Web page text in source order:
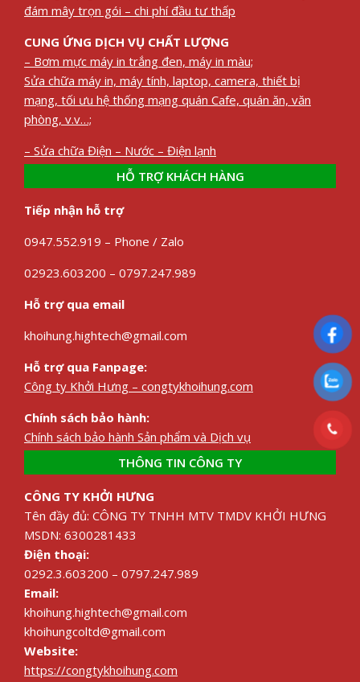
đám mây trọn gói – chi phí đầu tư thấp
CUNG ỨNG DỊCH VỤ CHẤT LƯỢNG
– Bơm mực máy in trắng đen, máy in màu;
Sửa chữa máy in, máy tính, laptop, camera, thiết bị
mạng, tối ưu hệ thống mạng quán Cafe, quán ăn, văn
phòng, v.v…;
– Sửa chữa Điện – Nước – Điện lạnh
HỖ TRỢ KHÁCH HÀNG
Tiếp nhận hỗ trợ
0947.552.919 – Phone / Zalo
02923.603200 – 0797.247.989
Hỗ trợ qua email
khoihung.hightech@gmail.com
Hỗ trợ qua Fanpage:
Công ty Khởi Hưng – congtykhoihung.com
Chính sách bảo hành:
Chính sách bảo hành Sản phẩm và Dịch vụ
THÔNG TIN CÔNG TY
CÔNG TY KHỞI HƯNG
Tên đầy đủ: CÔNG TY TNHH MTV TMDV KHỞI HƯNG
MSDN: 6300281433
Điện thoại:
0292.3.603200 – 0797.247.989
Email:
khoihung.hightech@gmail.com
khoihungcoltd@gmail.com
Website:
https://congtykhoihung.com